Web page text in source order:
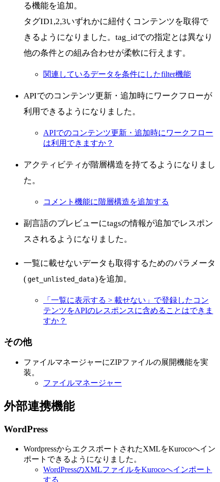
る機能を追加。
タグID1,2,3いずれかに紐付くコンテンツを取得で
きるようになりました。tag_idでの指定とは異なり
他の条件との組み合わせが柔軟に行えます。
関連しているデータを条件にしたfilter機能
APIでのコンテンツ更新・追加時にワークフローが
利用できるようになりました。
APIでのコンテンツ更新・追加時にワークフロー
は利用できますか？
アクティビティが階層構造を持てるようになりまし
た。
コメント機能に階層構造を追加する
副言語のプレビューにtagsの情報が追加でレスポン
スされるようになりました。
一覧に載せないデータも取得するためのパラメータ
(get_unlisted_data)を追加。
「一覧に表示する > 載せない」で登録したコン
テンツをAPIのレスポンスに含めることはできま
すか？
その他
ファイルマネージャーにZIPファイルの展開機能を実
装。
ファイルマネージャー
外部連携機能
WordPress
WordpressからエクスポートされたXMLをKurocoへイン
ポートできるようになりました。
WordPressのXMLファイルをKurocoへインポート
する